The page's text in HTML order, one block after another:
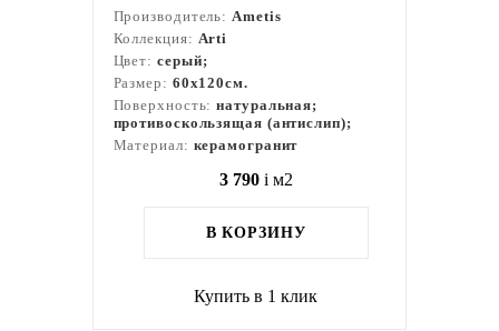
Производитель:Ametis
Коллекция: Arti
Цвет: серый;
Размер: 60x120см.
Поверхность:натуральная;
противоскользящая (антислип);
Материал: керамогранит
3 790 i м2
В КОРЗИНУ
Купить в 1 клик